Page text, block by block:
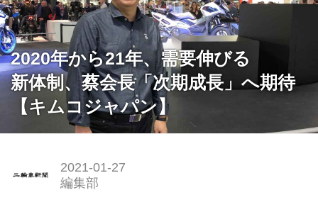
2020年から21年、需要伸びる
新体制、蔡会長「次期成長」へ期待
【キムコジャパン】
2021-01-27
編集部